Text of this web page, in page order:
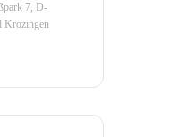
7, D-
Krozingen